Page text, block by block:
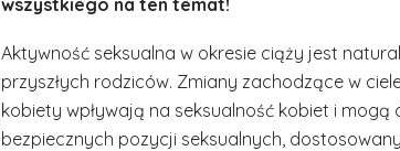
Aktywność seksualna w okresie ciąży jest
przyszłych rodziców. Zmiany zachodzące w
kobiety wpływają na seksualność kobiet i
bezpiecznych pozycji seksualnych,